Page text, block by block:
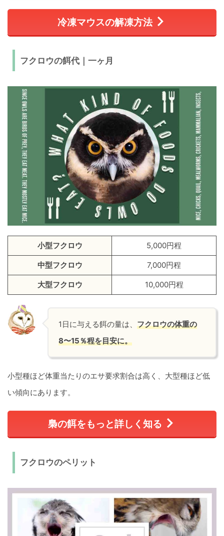
冷凍マウスの解凍方法
フクロウの餌代｜一ヶ月
小型フクロウ 5,000円程
中型フクロウ 7,000円程
大型フクロウ 10,000円程
1日に与える餌の量は、 フクロウの体重の
8〜15％程を目安に。
小型種ほど体重当たりのエサ要求割合は高く、大型種ほど低
い傾向にあります。
梟の餌をもっと詳しく知る
フクロウのペリット